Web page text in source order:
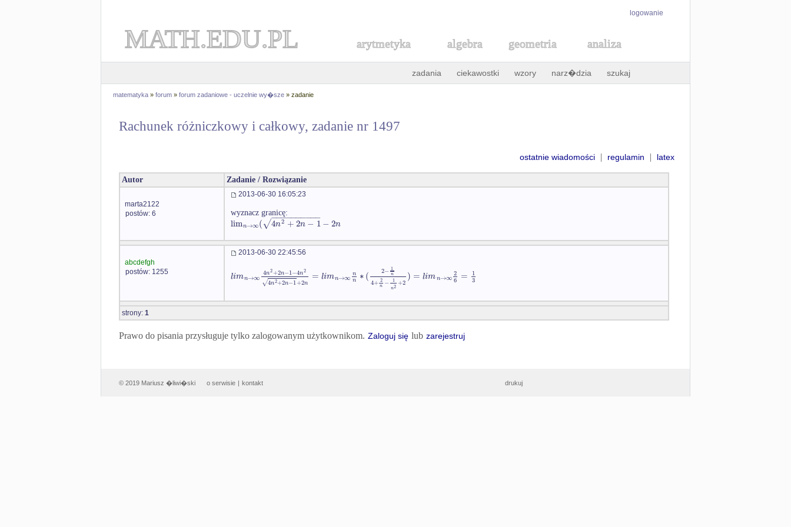
logowanie
MATH.EDU.PL arytmetyka algebra geometria analiza
zadania ciekawostki wzory narz�dzia szukaj
matematyka » forum » forum zadaniowe - uczelnie wy�sze » zadanie
Rachunek różniczkowy i całkowy, zadanie nr 1497
ostatnie wiadomości | regulamin | latex
Autor Zadanie / Rozwiązanie
marta2122
postów: 6
2013-06-30 16:05:23
wyznacz granicę:
limn→∞( 4n2 +2n− 1
− −
−−−−−−−−
√ − 2n
abcdefgh
postów: 1255
2013-06-30 22:45:56
limn→∞
4n2+2n−1−4n2
4n2+2n−1
√ +2n = limn→∞ n
n ∗( 2− 1
n
4+ 2
n − 1
n2 +2 ) = limn→∞
2
6 = 1
3
strony: 1
Prawo do pisania przysługuje tylko zalogowanym użytkownikom. Zaloguj się lub zarejestruj
© 2019 Mariusz �liwi�ski o serwisie | kontakt drukuj